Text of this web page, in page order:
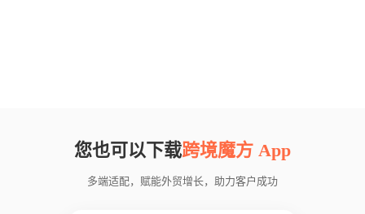
您也可以下载跨境魔方 App
多端适配，赋能外贸增长，助力客户成功